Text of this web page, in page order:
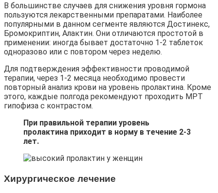
В большинстве случаев для снижения уровня гормона
пользуются лекарственными препаратами. Наиболее
популярными в данном сегменте являются Достинекс,
Бромокриптин, Алактин. Они отличаются простотой в
применении: иногда бывает достаточно 1-2 таблеток
одноразово или с повтором через неделю.
Для подтверждения эффективности проводимой
терапии, через 1-2 месяца необходимо провести
повторный анализ крови на уровень пролактина. Кроме
этого, каждые полгода рекомендуют проходить МРТ
гипофиза с контрастом.
При правильной терапии уровень
пролактина приходит в норму в течение 2-3
лет.
Хирургическое лечение